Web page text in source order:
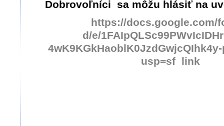
Dobrovoľníci sa môžu hlásiť na
https://docs.google.com/
d/e/
4wK9KGkHaoblK0JzdGwjcQIhk4y-
usp=sf_link